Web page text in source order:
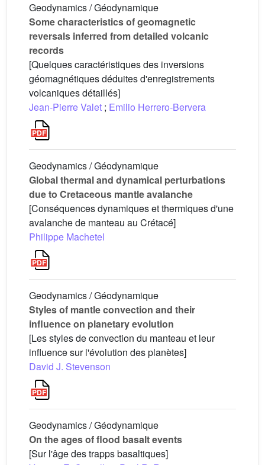
Geodynamics / Géodynamique
Some characteristics of geomagnetic
reversals inferred from detailed volcanic
records
[Quelques caractéristiques des inversions
géomagnétiques déduites d'enregistrements
volcaniques détaillés]
Jean-Pierre Valet ; Emilio Herrero-Bervera
Geodynamics / Géodynamique
Global thermal and dynamical perturbations
due to Cretaceous mantle avalanche
[Conséquences dynamiques et thermiques d'une
avalanche de manteau au Crétacé]
Philippe Machetel
Geodynamics / Géodynamique
Styles of mantle convection and their
influence on planetary evolution
[Les styles de convection du manteau et leur
influence sur l'évolution des planètes]
David J. Stevenson
Geodynamics / Géodynamique
On the ages of flood basalt events
[Sur l'âge des trapps basaltiques]